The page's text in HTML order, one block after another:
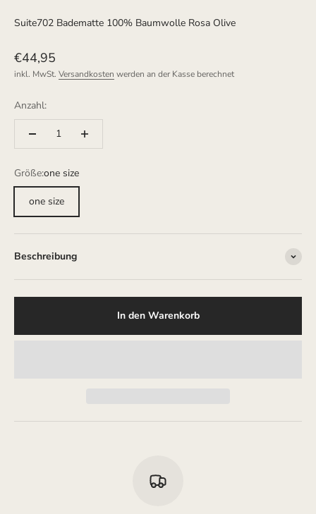
Suite702 Badematte 100% Baumwolle Rosa Olive
Angebot
€44,95
inkl. MwSt. Versandkosten werden an der Kasse berechnet
Anzahl:
Größe:one size
one size
Beschreibung
In den Warenkorb